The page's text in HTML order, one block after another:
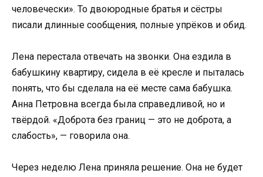
человечески». То двоюродные братья и сёстры
писали длинные сообщения, полные упрёков и обид.
Лена перестала отвечать на звонки. Она ездила в
бабушкину квартиру, сидела в её кресле и пыталась
понять, что бы сделала на её месте сама бабушка.
Анна Петровна всегда была справедливой, но и
твёрдой. «Доброта без границ — это не доброта, а
слабость», — говорила она.
Через неделю Лена приняла решение. Она не будет